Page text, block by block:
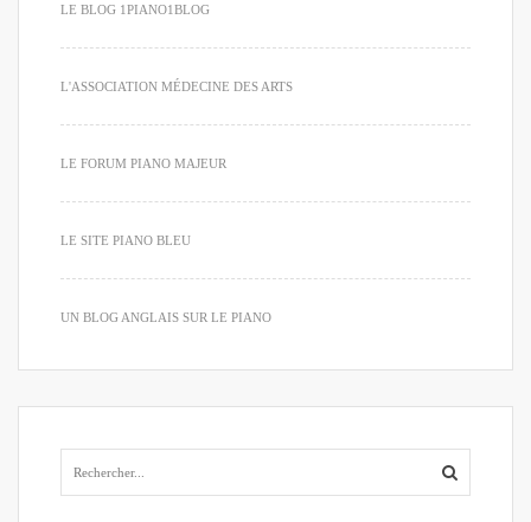
LE BLOG 1PIANO1BLOG
L'ASSOCIATION MÉDECINE DES ARTS
LE FORUM PIANO MAJEUR
LE SITE PIANO BLEU
UN BLOG ANGLAIS SUR LE PIANO